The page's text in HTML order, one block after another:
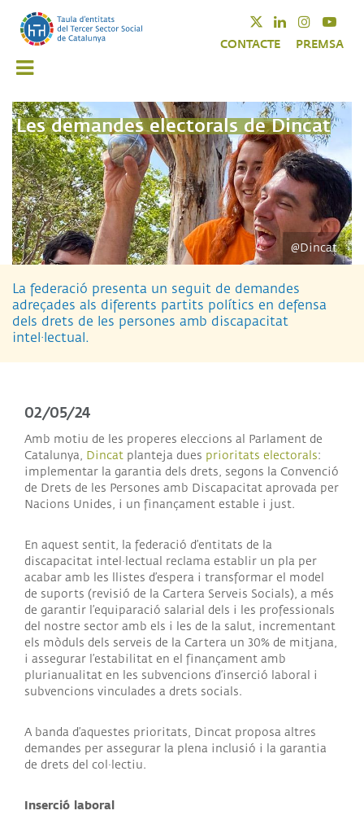
TwitterLinkedin
CONTACTE PREMSA
@Dincat
La federació presenta un seguit de demandes
adreçades als diferents partits polítics en defensa
dels drets de les persones amb discapacitat
intel·lectual.
Les demandes electorals de Dincat
02/05/24
Amb motiu de les properes eleccions al Parlament de
Catalunya, Dincat planteja dues prioritats electorals:
implementar la garantia dels drets, segons la Convenció
de Drets de les Persones amb Discapacitat aprovada per
Nacions Unides, i un finançament estable i just.
En aquest sentit, la federació d’entitats de la
discapacitat intel·lectual reclama establir un pla per
acabar amb les llistes d’espera i transformar el model
de suports (revisió de la Cartera Serveis Socials), a més
de garantir l’equiparació salarial dels i les professionals
del nostre sector amb els i les de la salut, incrementant
els mòduls dels serveis de la Cartera un 30% de mitjana,
i assegurar l’estabilitat en el finançament amb
plurianualitat en les subvencions d’inserció laboral i
subvencions vinculades a drets socials.
A banda d’aquestes prioritats, Dincat proposa altres
demandes per assegurar la plena inclusió i la garantia
de drets del col·lectiu.
Inserció laboral